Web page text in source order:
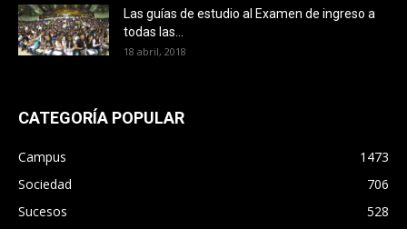
Las guías de estudio al Examen de ingreso a
todas las...
18 abril, 2018
CATEGORÍA POPULAR
Campus
1473
Sociedad
706
Sucesos
528